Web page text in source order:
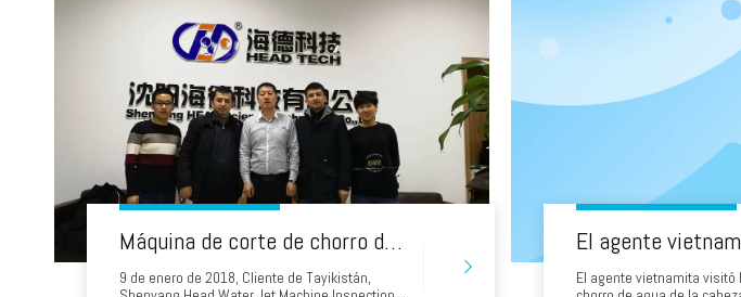
Máquina de corte de chorro de agua de la cabeza de la cabeza de Tayikistán que compran cabezal
9 de enero de 2018, Cliente de Tayikistán,
El agente vietnamita visitó